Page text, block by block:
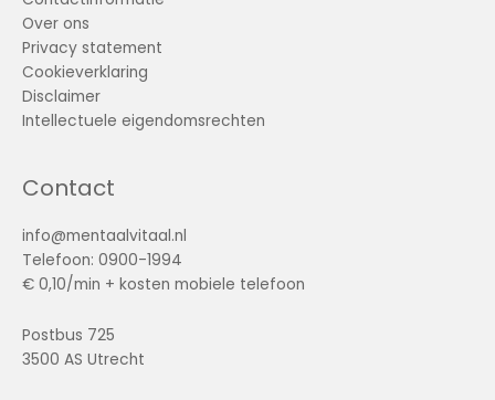
Over ons
Privacy statement
Cookieverklaring
Disclaimer
Intellectuele eigendomsrechten
Contact
info@mentaalvitaal.nl
Telefoon: 0900-1994
€ 0,10/min + kosten mobiele telefoon
Postbus 725
3500 AS Utrecht